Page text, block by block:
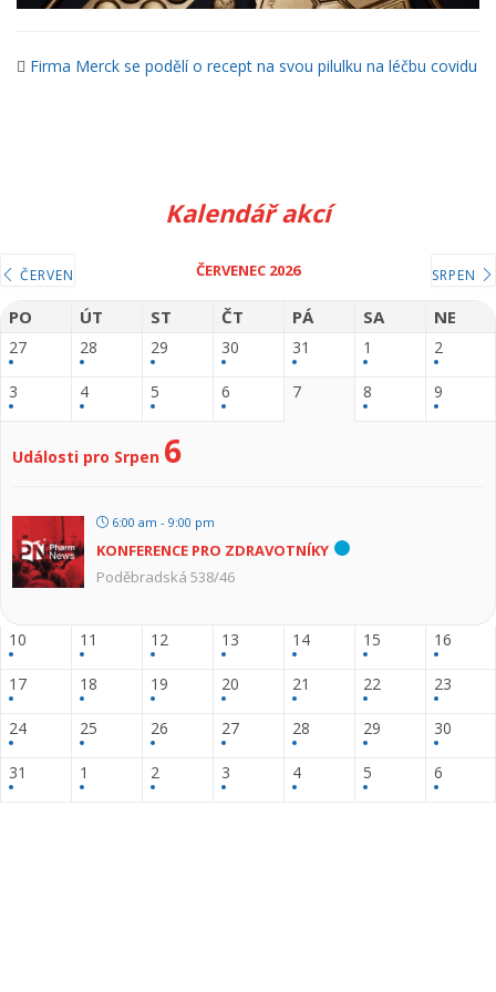
Firma Merck se podělí o recept na svou pilulku na léčbu covidu
Kalendář akcí
ČERVEN ČERVENEC 2026 SRPEN
PO ÚT ST ČT PÁ SA NE
27 28 29 30 31 1 2
3 4 5 6 7 8 9
Události pro Srpen 6
6:00 am - 9:00 pm
KONFERENCE PRO ZDRAVOTNÍKY
Poděbradská 538/46
10 11 12 13 14 15 16
17 18 19 20 21 22 23
24 25 26 27 28 29 30
31 1 2 3 4 5 6